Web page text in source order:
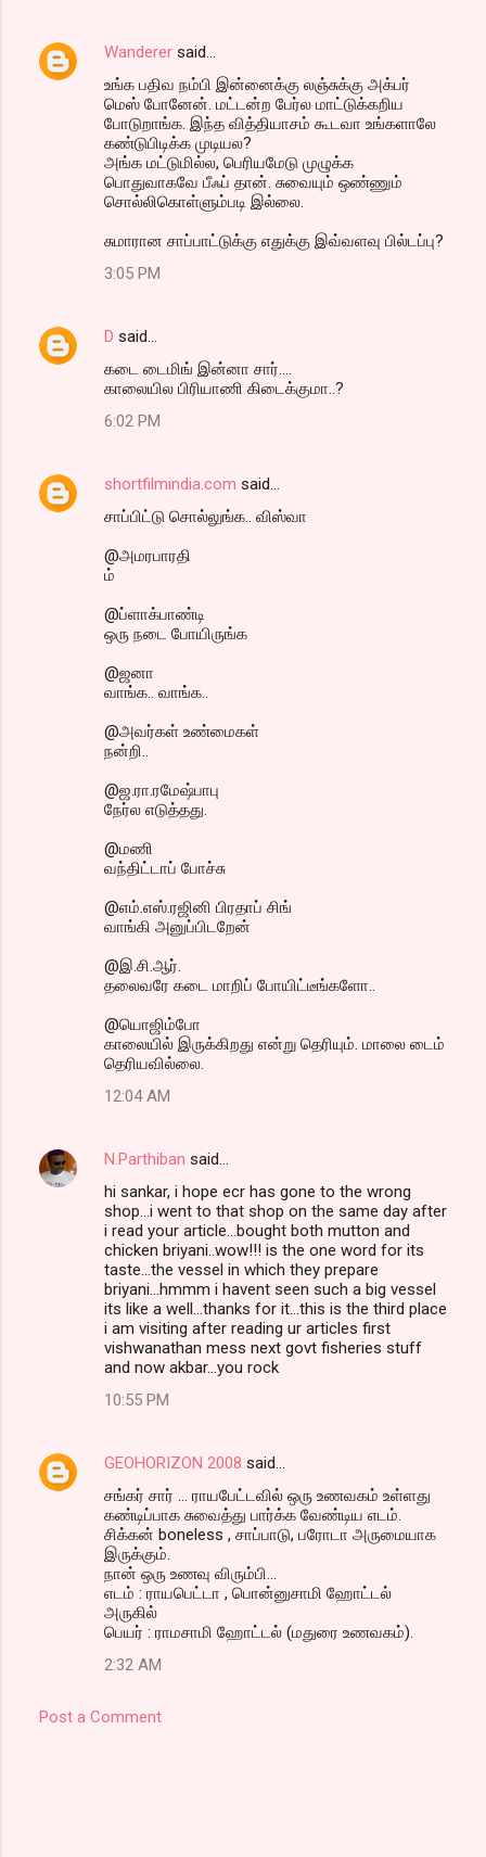
Wanderer said…
உங்க பதிவ நம்பி இன்னைக்கு லஞ்சுக்கு அக்பர்
மெஸ் போனேன். மட்டன்ற பேர்ல மாட்டுக்கறிய
போடுறாங்க. இந்த வித்தியாசம் கூடவா உங்களாலே
கண்டுபிடிக்க முடியல?
அங்க மட்டுமில்ல, பெரியமேடு முழுக்க
பொதுவாகவே பீஃப் தான். சுவையும் ஒண்ணும்
சொல்லிகொள்ளும்படி இல்லை.
சுமாரான சாப்பாட்டுக்கு எதுக்கு இவ்வளவு பில்டப்பு?
3:05 PM
D said…
கடை டைமிங் இன்னா சார்....
காலையில பிரியாணி கிடைக்குமா..?
6:02 PM
shortfilmindia.com said…
சாப்பிட்டு சொல்லுங்க.. விஸ்வா
@அமரபாரதி
ம்
@ப்ளாக்பாண்டி
ஒரு நடை போயிருங்க
@ஜனா
வாங்க.. வாங்க..
@அவர்கள் உண்மைகள்
நன்றி..
@ஜ.ரா.ரமேஷ்பாபு
நேர்ல எடுத்தது.
@மணி
வந்திட்டாப் போச்சு
@எம்.எஸ்.ரஜினி பிரதாப் சிங்
வாங்கி அனுப்பிடறேன்
@இ.சி.ஆர்.
தலைவரே கடை மாறிப் போயிட்டீங்களோ..
@யொஜிம்போ
காலையில் இருக்கிறது என்று தெரியும். மாலை டைம்
தெரியவில்லை.
12:04 AM
N.Parthiban said…
hi sankar, i hope ecr has gone to the wrong
shop...i went to that shop on the same day after
i read your article...bought both mutton and
chicken briyani..wow!!! is the one word for its
taste...the vessel in which they prepare
briyani...hmmm i havent seen such a big vessel
its like a well...thanks for it...this is the third place
i am visiting after reading ur articles first
vishwanathan mess next govt fisheries stuff
and now akbar...you rock
10:55 PM
GEOHORIZON 2008 said…
சங்கர் சார் ... ராயபேட்டவில் ஒரு உணவகம் உள்ளது
கண்டிப்பாக சுவைத்து பார்க்க வேண்டிய எடம்.
சிக்கன் boneless , சாப்பாடு, பரோடா அருமையாக
இருக்கும்.
நான் ஒரு உணவு விரும்பி...
எடம் : ராயபெட்டா , பொன்னுசாமி ஹோட்டல்
அருகில்
பெயர் : ராமசாமி ஹோட்டல் (மதுரை உணவகம்).
2:32 AM
Post a Comment